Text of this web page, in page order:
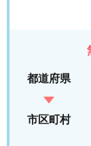
都道府県
市区町村